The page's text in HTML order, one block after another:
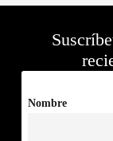
Nombre